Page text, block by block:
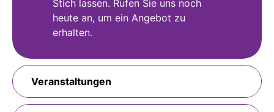
Stich lassen. Rufen Sie uns noch
heute an, um ein Angebot zu
erhalten.
Veranstaltungen